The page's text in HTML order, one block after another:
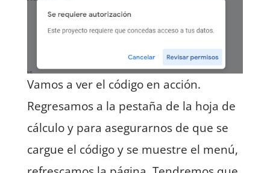
Vamos a ver el código en acción.
Regresamos a la pestaña de la hoja de
cálculo y para asegurarnos de que se
cargue el código y se muestre el menú,